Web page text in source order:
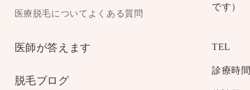
医療脱毛についてよくある質問
医師が答えます
脱毛ブログ
です）
TEL
診療時間